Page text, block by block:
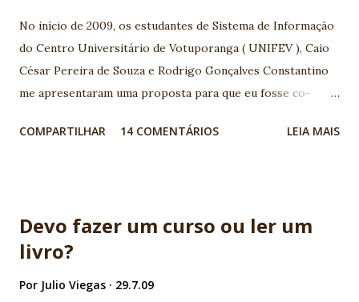
No início de 2009, os estudantes de Sistema de Informação
do Centro Universitário de Votuporanga ( UNIFEV ), Caio
César Pereira de Souza e Rodrigo Gonçalves Constantino
me apresentaram uma proposta para que eu fosse co-
Domingos da Silva , em seu Trabalho de conclusão de curso
realizada em 2006 em Votuporanga-SP. Ficamos muito
entusiasmados com a possibilidade de interatividade na TV
desenvolvimento de aplicativos nesta área. Acompanhamos
COMPARTILHAR 14 COMENTÁRIOS LEIA MAIS
Devo fazer um curso ou ler um
livro?
Por Julio Viegas 29.7.09